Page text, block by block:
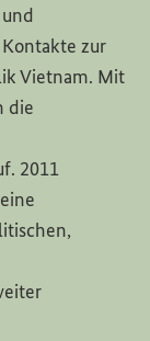
zur
Vietnam. Mit
die
Eintrag zum
2011